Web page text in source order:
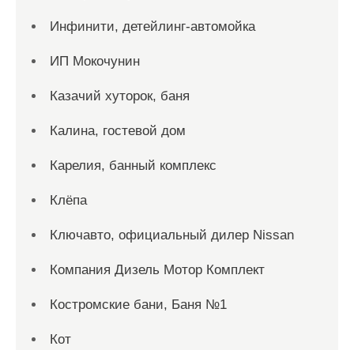
Инфинити, детейлинг-автомойка
ИП Мокочунин
Казачий хуторок, баня
Калина, гостевой дом
Карелия, банный комплекс
Клёпа
Ключавто, официальный дилер Nissan
Компания Дизель Мотор Комплект
Костромские бани, Баня №1
Кот